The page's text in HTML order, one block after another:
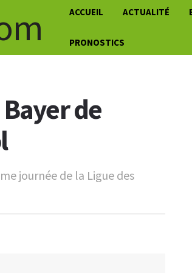
ACCUEIL ACTUALITÉ
PRONOSTICS
de
journée de la Ligue des